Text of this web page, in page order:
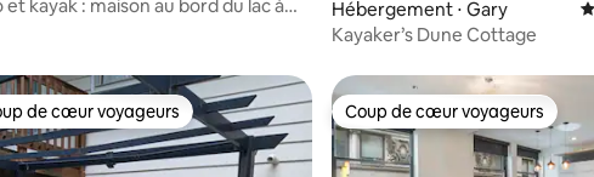
et kayak : maison au bord du lac à
Hébergement ⋅ Gary
Kayaker’s Dune Cottage
de cœur voyageurs
de cœur voyageurs Coup de cœur voyageurs
Coup de cœur voyageurs